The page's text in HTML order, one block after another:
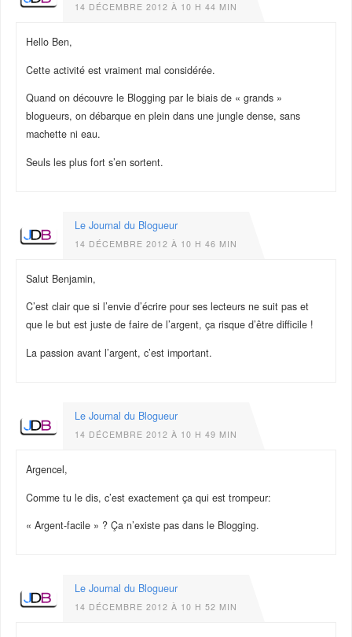
14 DÉCEMBRE 2012 À 10 H 44 MIN
Hello Ben,
Cette activité est vraiment mal considérée.
Quand on découvre le Blogging par le biais de « grands »
blogueurs, on débarque en plein dans une jungle dense, sans
machette ni eau.
Seuls les plus fort s’en sortent.
Le Journal du Blogueur
14 DÉCEMBRE 2012 À 10 H 46 MIN
Salut Benjamin,
C’est clair que si l’envie d’écrire pour ses lecteurs ne suit pas et
que le but est juste de faire de l’argent, ça risque d’être difficile !
La passion avant l’argent, c’est important.
Le Journal du Blogueur
14 DÉCEMBRE 2012 À 10 H 49 MIN
Argencel,
Comme tu le dis, c’est exactement ça qui est trompeur:
« Argent-facile » ? Ça n’existe pas dans le Blogging.
Le Journal du Blogueur
14 DÉCEMBRE 2012 À 10 H 52 MIN